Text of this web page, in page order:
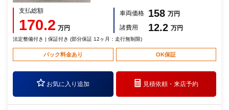
支払総額
170.2 万円
車両価格 158 万円
諸費用
12.2 万円
法定整備付き | 保証付き (部分保証 12ヶ月：走行無制限)
パック料金あり OK保証
お気に入り追加 見積依頼・来店予約